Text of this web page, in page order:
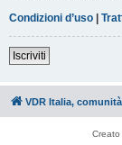
Condizioni d’uso |
Iscriviti
VDR Italia,
Creato